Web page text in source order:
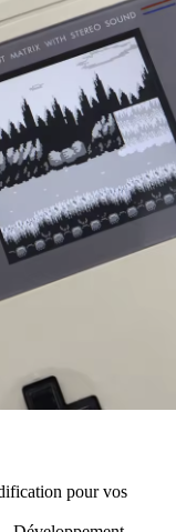
pour vos